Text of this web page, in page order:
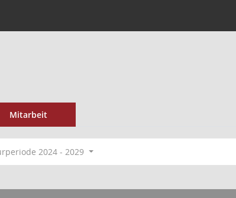
Mitarbeit
2024 - 2029